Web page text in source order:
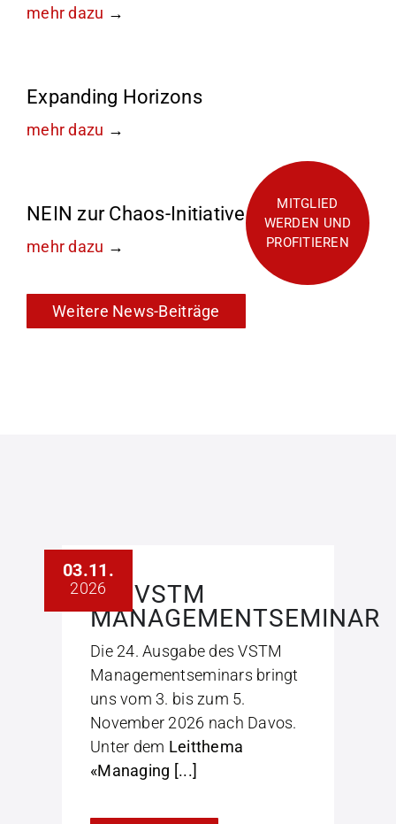
mehr dazu
Expanding Horizons
mehr dazu
NEIN zur Chaos-Initiative
mehr dazu
Weitere News-Beiträge
03.11.
202624. VSTM
MANAGEMENTSEMINAR
Die 24. Ausgabe des VSTM
Managementseminars bringt
uns vom 3. bis zum 5.
November 2026 nach Davos.
Unter dem Leitthema
«Managing [...]
MITGLIED
WERDEN UND
PROFITIEREN